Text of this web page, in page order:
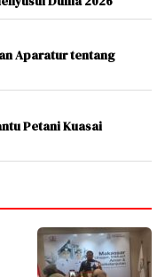
Aparatur tentang
Petani Kuasai